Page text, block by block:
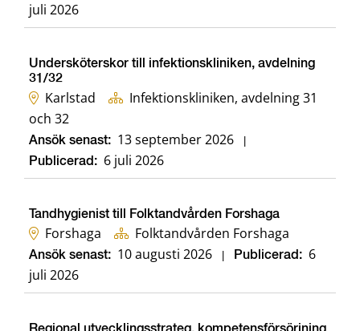
juli 2026
Undersköterskor till infektionskliniken, avdelning
31/32
Karlstad
Infektionskliniken, avdelning 31
och 32
Ansök senast: 13 september 2026
Publicerad: 6 juli 2026
Tandhygienist till Folktandvården Forshaga
Forshaga Folktandvården Forshaga
Ansök senast: 10 augusti 2026 Publicerad: 6
juli 2026